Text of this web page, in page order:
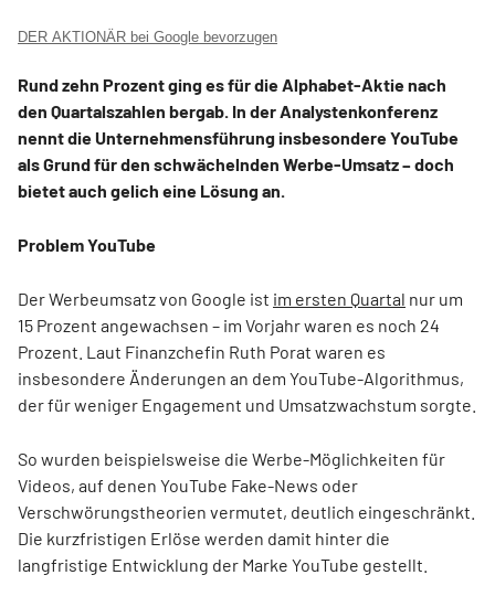
DER AKTIONÄR bei Google bevorzugen
Rund zehn Prozent ging es für die Alphabet-Aktie nach
den Quartalszahlen bergab. In der Analystenkonferenz
nennt die Unternehmensführung insbesondere YouTube
als Grund für den schwächelnden Werbe-Umsatz – doch
bietet auch gelich eine Lösung an.
Problem YouTube
Der Werbeumsatz von Google ist im ersten Quartal nur um
15 Prozent angewachsen – im Vorjahr waren es noch 24
Prozent. Laut Finanzchefin Ruth Porat waren es
insbesondere Änderungen an dem YouTube-Algorithmus,
der für weniger Engagement und Umsatzwachstum sorgte.
So wurden beispielsweise die Werbe-Möglichkeiten für
Videos, auf denen YouTube Fake-News oder
Verschwörungstheorien vermutet, deutlich eingeschränkt.
Die kurzfristigen Erlöse werden damit hinter die
langfristige Entwicklung der Marke YouTube gestellt.